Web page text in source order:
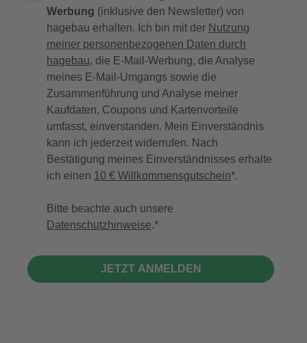
Werbung (inklusive den Newsletter) von
hagebau erhalten. Ich bin mit der Nutzung
meiner personenbezogenen Daten durch
hagebau, die E-Mail-Werbung, die Analyse
meines E-Mail-Umgangs sowie die
Zusammenführung und Analyse meiner
Kaufdaten, Coupons und Kartenvorteile
umfasst, einverstanden. Mein Einverständnis
kann ich jederzeit widerrufen. Nach
Bestätigung meines Einverständnisses erhalte
ich einen 10 € Willkommensgutschein*.
Bitte beachte auch unsere
Datenschutzhinweise.
JETZT ANMELDEN